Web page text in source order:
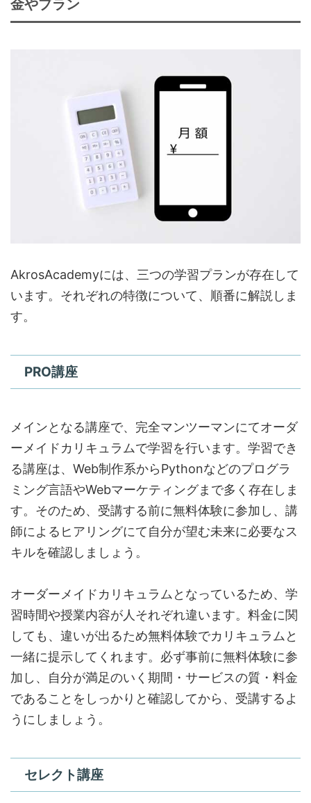
金やプラン
AkrosAcademyには、三つの学習プランが存在して
います。それぞれの特徴について、順番に解説しま
す。
PRO講座
メインとなる講座で、完全マンツーマンにてオーダ
ーメイドカリキュラムで学習を行います。学習でき
る講座は、Web制作系からPythonなどのプログラ
ミング言語やWebマーケティングまで多く存在しま
す。そのため、受講する前に無料体験に参加し、講
師によるヒアリングにて自分が望む未来に必要なス
キルを確認しましょう。
オーダーメイドカリキュラムとなっているため、学
習時間や授業内容が人それぞれ違います。料金に関
しても、違いが出るため無料体験でカリキュラムと
一緒に提示してくれます。必ず事前に無料体験に参
加し、自分が満足のいく期間・サービスの質・料金
であることをしっかりと確認してから、受講するよ
うにしましょう。
セレクト講座